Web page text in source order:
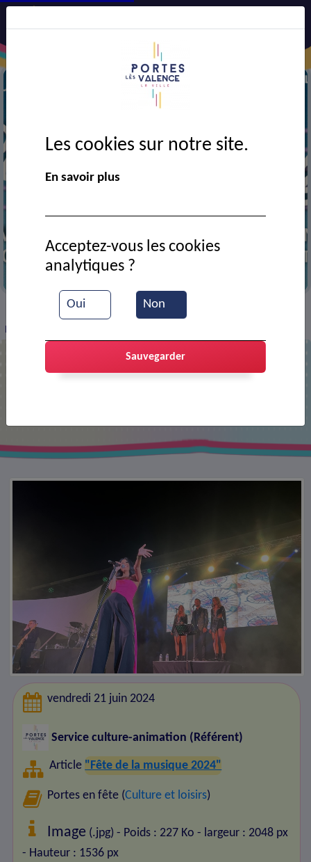
VIE MUNICIPALE > Ressources documentaires
Fête de la musique 2024
vendredi 21 juin 2024
Service culture-animation (Référent)
Article "Fête de la musique 2024"
Portes en fête (Culture et loisirs)
Image (.jpg) - Poids : 227 Ko - largeur : 2048 px
- Hauteur : 1536 px
Les cookies sur notre site.
En savoir plus
Oui Non
Acceptez-vous les cookies
analytiques ?
Sauvegarder